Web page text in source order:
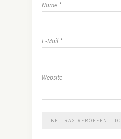
Name *
E-Mail *
Website